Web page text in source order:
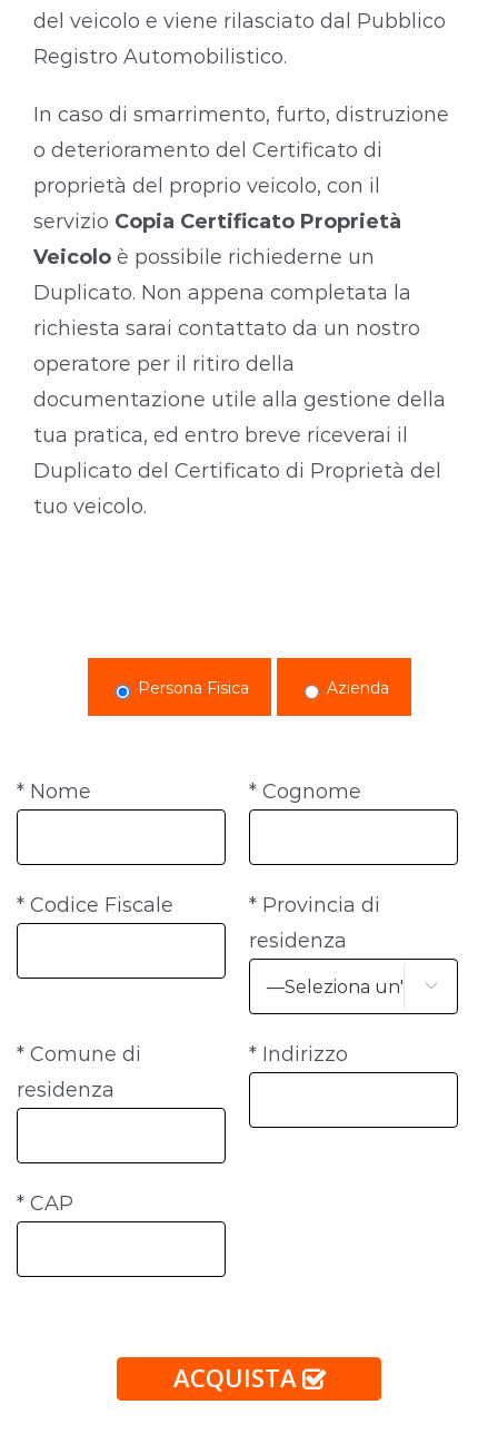
del veicolo e viene rilasciato dal Pubblico
Registro Automobilistico.
In caso di smarrimento, furto, distruzione
o deterioramento del Certificato di
proprietà del proprio veicolo, con il
servizio Copia Certificato Proprietà
Veicolo è possibile richiederne un
Duplicato. Non appena completata la
richiesta sarai contattato da un nostro
operatore per il ritiro della
documentazione utile alla gestione della
tua pratica, ed entro breve riceverai il
Duplicato del Certificato di Proprietà del
tuo veicolo.
Persona Fisica Azienda
* Nome * Cognome
* Codice Fiscale
* Provincia di
residenza

* Comune di
residenza
* Indirizzo
* CAP
ACQUISTA